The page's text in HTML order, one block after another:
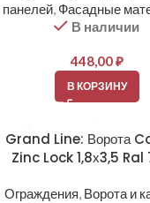
панелей, Фасадные
В наличии
448,00₽
В КОРЗИНУ
Grand Line: Ворота
Zinc Lock 1,8х3,5 Ral
Ограждения, Ворота и